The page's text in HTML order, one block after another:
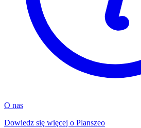
O nas
Dowiedz się więcej o Planszeo